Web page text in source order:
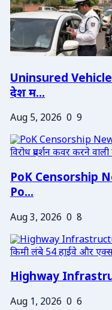
Uninsured
देश म...
Aug 5, 2026 0 9
PoK Censorship
Po...
Aug 3, 2026 0 8
Highway
Aug 1, 2026 0 6